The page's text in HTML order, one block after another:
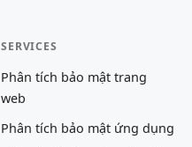
SERVICES
Phân tích bảo mật trang
web
Phân tích bảo mật ứng dụng